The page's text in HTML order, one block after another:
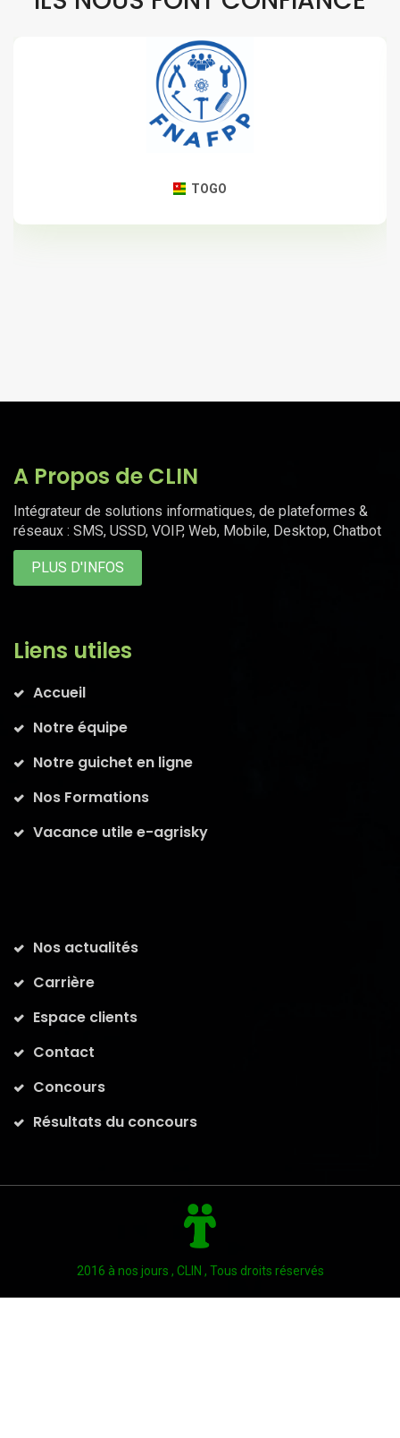
TOGO
A Propos de CLIN
Intégrateur de solutions informatiques, de plateformes &
réseaux : SMS, USSD, VOIP, Web, Mobile, Desktop, Chatbot
PLUS D'INFOS
Liens utiles
Accueil
Notre équipe
Notre guichet en ligne
Nos Formations
Vacance utile e-agrisky
Nos actualités
Carrière
Espace clients
Contact
Concours
Résultats du concours
2016 à nos jours , CLIN , Tous droits réservés